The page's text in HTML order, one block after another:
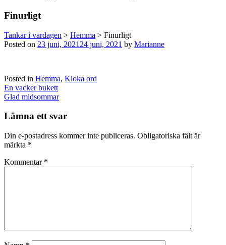
Finurligt
Tankar i vardagen > Hemma > Finurligt
Posted on 23 juni, 2021 24 juni, 2021 by Marianne
Posted in Hemma, Kloka ord
Post
navigation
En vacker bukett
Glad midsommar
Lämna ett svar
Din e-postadress kommer inte publiceras. Obligatoriska fält är
märkta *
Kommentar *